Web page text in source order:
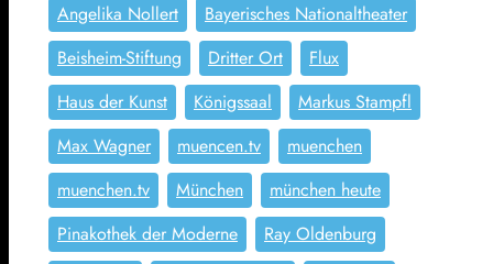
Angelika Nollert
Bayerisches Nationaltheater
Beisheim-Stiftung
Dritter Ort
Flux
Haus der Kunst
Königssaal
Markus Stampfl
Max Wagner
muencen.tv
muenchen
muenchen.tv
München
münchen heute
Pinakothek der Moderne
Ray Oldenburg